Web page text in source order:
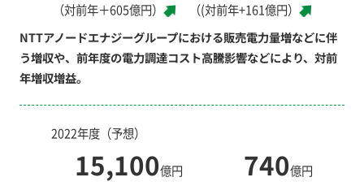
（対前年＋605億円）
（(対前年+161億円）
NTTアノードエナジーグループにおける販売電力量増などに伴
う増収や、前年度の電力調達コスト高騰影響などにより、対前
年増収増益。
2022年度（予想）
15,100億円
740億円